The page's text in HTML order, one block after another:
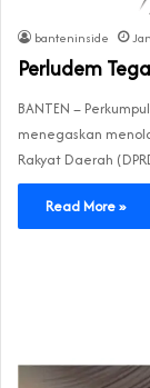
banteninside
Perludem
BANTEN –
menegaskan
Rakyat Daerah
Read More »